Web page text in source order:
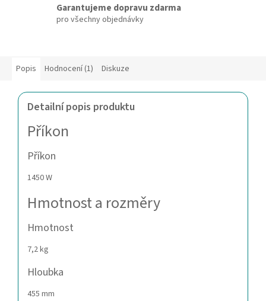
Garantujeme dopravu zdarma
pro všechny objednávky
Popis Hodnocení (1) Diskuze
Detailní popis produktu
Příkon
Příkon
1450 W
Hmotnost a rozměry
Hmotnost
7,2 kg
Hloubka
455 mm